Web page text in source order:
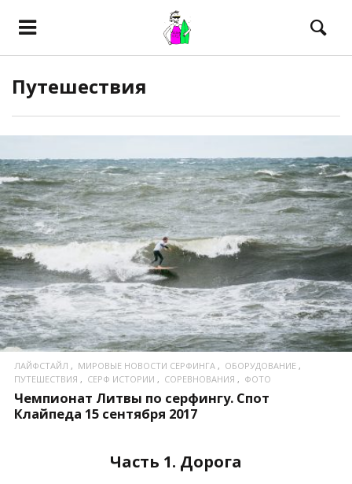
Путешествия
ПОСМОТРЕТЬ
ЛАЙФСТАЙЛ МИРОВЫЕ НОВОСТИ СЕРФИНГА
ОБОРУДОВАНИЕ
ПУТЕШЕСТВИЯ
СЕРФ ИСТОРИИ СОРЕВНОВАНИЯ ФОТО
Чемпионат Литвы по серфингу. Спот
Клайпеда 15 сентября 2017
Часть 1. Дорога